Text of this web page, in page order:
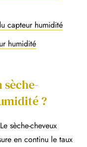
capteur humidité
humidité
?
sèche-cheveux
en continu le taux